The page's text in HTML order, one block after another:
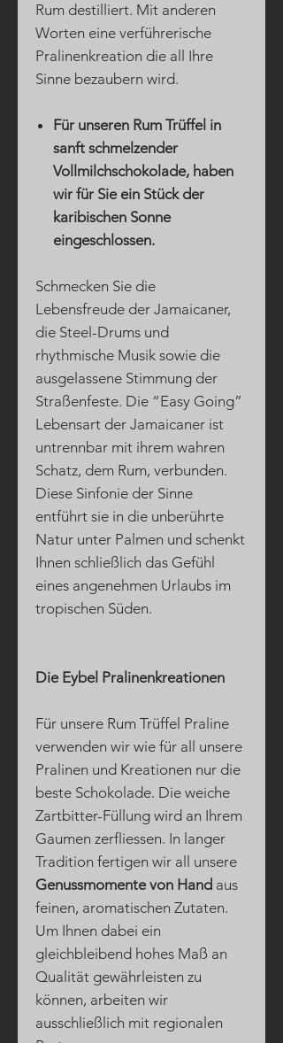
Rum destilliert. Mit anderen
Worten eine verführerische
Pralinenkreation die all Ihre
Sinne bezaubern wird.
Für unseren Rum Trüffel in
sanft schmelzender
Vollmilchschokolade, haben
wir für Sie ein Stück der
karibischen Sonne
eingeschlossen.
Schmecken Sie die
Lebensfreude der Jamaicaner,
die Steel-Drums und
rhythmische Musik sowie die
ausgelassene Stimmung der
Straßenfeste. Die “Easy Going”
Lebensart der Jamaicaner ist
untrennbar mit ihrem wahren
Schatz, dem Rum, verbunden.
Diese Sinfonie der Sinne
entführt sie in die unberührte
Natur unter Palmen und schenkt
Ihnen schließlich das Gefühl
eines angenehmen Urlaubs im
tropischen Süden.
Die Eybel Pralinenkreationen
Für unsere Rum Trüffel Praline
verwenden wir wie für all unsere
Pralinen und Kreationen nur die
beste Schokolade. Die weiche
Zartbitter-Füllung wird an Ihrem
Gaumen zerfliessen. In langer
Tradition fertigen wir all unsere
Genussmomente von Hand aus
feinen, aromatischen Zutaten.
Um Ihnen dabei ein
gleichbleibend hohes Maß an
Qualität gewährleisten zu
können, arbeiten wir
ausschließlich mit regionalen